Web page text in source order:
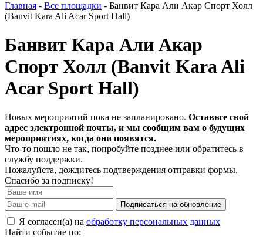
Главная - Все площадки - Банвит Кара Али Акар Спорт Холл
(Banvit Kara Ali Acar Sport Hall)
Банвит Кара Али Акар
Спорт Холл (Banvit Kara Ali
Acar Sport Hall)
Новых мероприятий пока не запланировано. Оставьте свой
адрес электронной почты, и мы сообщим вам о будущих
мероприятиях, когда они появятся.
Что-то пошло не так, попробуйте позднее или обратитесь в
службу поддержки.
Пожалуйста, дождитесь подтверждения отправки формы.
Спасибо за подписку!
Подписаться на обновление
Я согласен(а) на обработку персональных данных
Найти событие по: